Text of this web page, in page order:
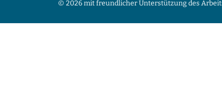
© 2026 mit freundlicher Unterstützung des